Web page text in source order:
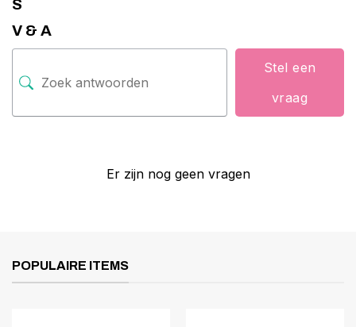
S
V & A
Stel een
vraag
Er zijn nog geen vragen
POPULAIRE ITEMS